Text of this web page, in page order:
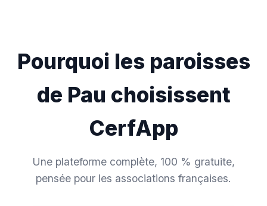
Pourquoi les paroisses
de Pau choisissent
CerfApp
Une plateforme complète, 100 % gratuite,
pensée pour les associations françaises.